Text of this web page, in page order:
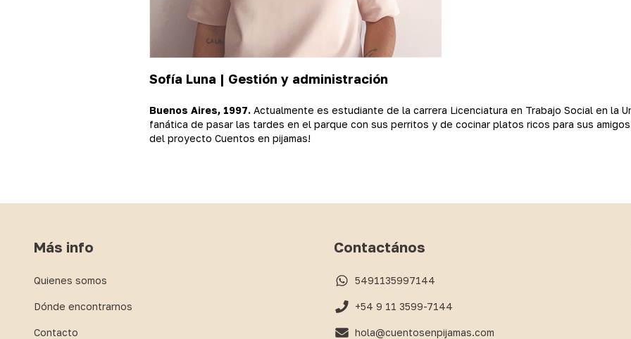
Sofía Luna | Gestión y administración
Buenos Aires, 1997. Actualmente es estudiante de la carrera Licenciatura en Trabajo Social en la
fanática de pasar las tardes en el parque con sus perritos y de cocinar platos ricos para sus
del proyecto Cuentos en pijamas!
Más info
Quienes somos
Dónde encontrarnos
Contacto
Contactános
5491135997144
+54 9 11 3599-7144
hola@cuentosenpijamas.com